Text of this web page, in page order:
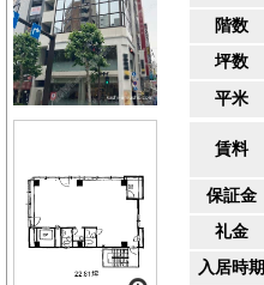
階数
坪数
平米
賃料
保証金
礼金
入居時期